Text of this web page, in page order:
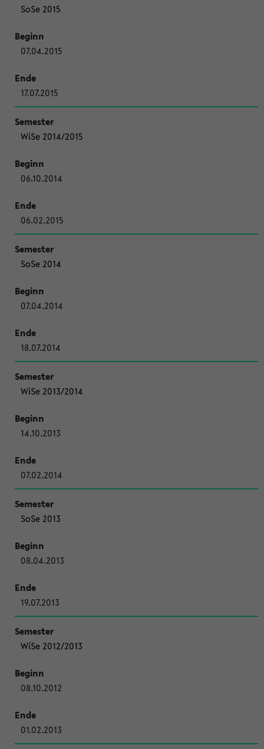
SoSe 2015
07.04.2015
17.07.2015
WiSe 2014/2015
06.10.2014
06.02.2015
SoSe 2014
07.04.2014
18.07.2014
WiSe 2013/2014
14.10.2013
07.02.2014
SoSe 2013
08.04.2013
19.07.2013
WiSe 2012/2013
08.10.2012
01.02.2013